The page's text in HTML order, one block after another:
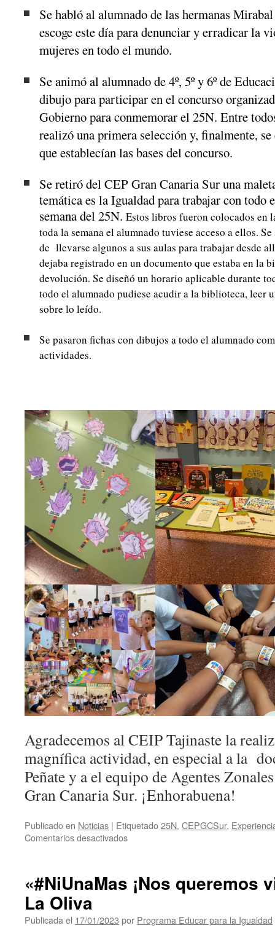
Miguel
Pintor.
Se habló al alumnado de las hermanas
escoge este día para denunciar y erradicar la
mujeres en todo el mundo.
Se animó al alumnado de 4º, 5º y 6º de
dibujo para participar en el concurso
Gobierno para conmemorar el 25N. Entre
realizó una primera selección y, finalmente,
que establecían las bases del concurso.
Se retiró del CEP Gran Canaria Sur una
temática es la Igualdad para trabajar con todo
semana del 25N. Estos libros fueron colocados en
toda la semana el alumnado tuviese acceso a ellos.
de llevarse algunos a sus aulas para trabajar desde
dejaba registrado en un documento que estaba en la
devolución. Se diseñó un horario aplicable durante
todo el alumnado pudiese acudir a la biblioteca, leer
sobre lo leído.
Se pasaron fichas con dibujos a todo el alumnado
actividades.
Agradecemos al CEIP Tajinaste la
magnífica actividad, en especial a la
Peñate y a el equipo de Agentes
Gran Canaria Sur. ¡Enhorabuena!
Publicado en Noticias | Etiquetado25N, CEPGCSur,
Comentarios desactivadosen
CEIP
Tajinaste.
«#NiUnaMas ¡Nos queremos
La Oliva
Publicada el 17/01/2023 por Programa Educar para la Igualdad